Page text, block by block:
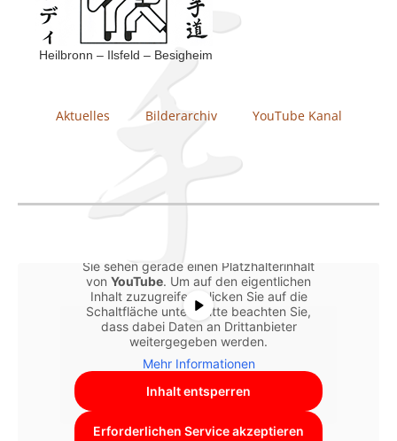
Heilbronn – Ilsfeld – Besigheim
Aktuelles Bilderarchiv YouTube Kanal
Sie sehen gerade einen Platzhalterinhalt
von YouTube. Um auf den eigentlichen
Inhalt zuzugreifen, klicken Sie auf die
Schaltfläche unten. Bitte beachten Sie,
dass dabei Daten an Drittanbieter
weitergegeben werden.
Mehr Informationen
Inhalt entsperren
Erforderlichen Service akzeptieren